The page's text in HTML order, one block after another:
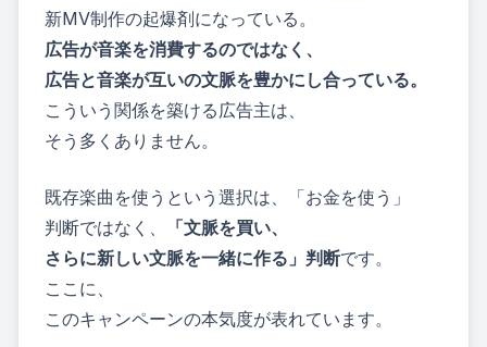
新MV制作の起爆剤になっている。
広告が音楽を消費するのではなく、
広告と音楽が互いの文脈を豊かにし合っている。
こういう関係を築ける広告主は、
そう多くありません。
既存楽曲を使うという選択は、「お金を使う」
判断ではなく、
「文脈を買い、
さらに新しい文脈を一緒に作る」判断です。
ここに、
このキャンペーンの本気度が表れています。